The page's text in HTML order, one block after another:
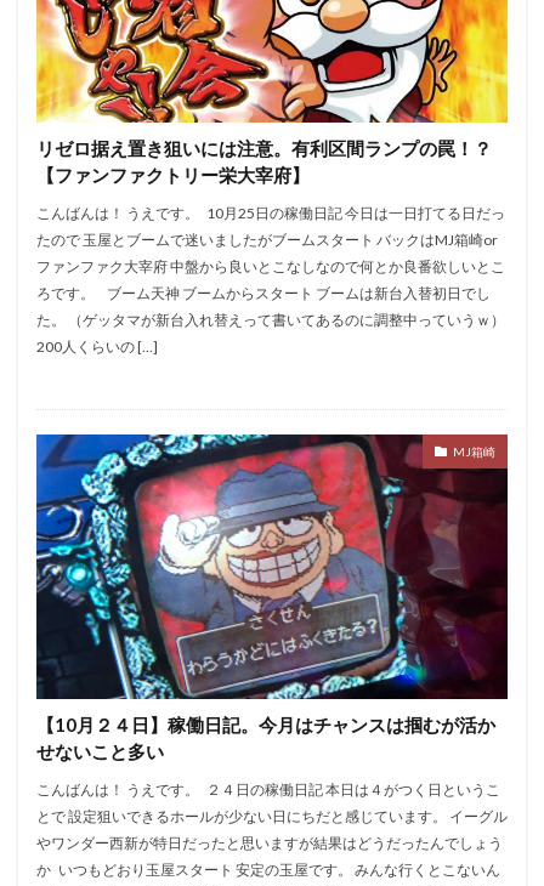
リゼロ据え置き狙いには注意。有利区間ランプの罠！？
【ファンファクトリー栄大宰府】
こんばんは！ うえです。 10月25日の稼働日記 今日は一日打てる日だっ
たので 玉屋とブームで迷いましたがブームスタート バックはMJ箱崎or
ファンファク大宰府 中盤から良いとこなしなので何とか良番欲しいとこ
ろです。 ブーム天神 ブームからスタート ブームは新台入替初日でし
た。 （ゲッタマが新台入れ替えって書いてあるのに調整中っていうｗ）
200人くらいの […]
MJ箱崎
【10月２４日】稼働日記。今月はチャンスは掴むが活か
せないこと多い
こんばんは！ うえです。 ２４日の稼働日記 本日は４がつく日というこ
とで 設定狙いできるホールが少ない日にちだと感じています。 イーグル
やワンダー西新が特日だったと思いますが結果はどうだったんでしょう
か いつもどおり玉屋スタート 安定の玉屋です。 みんな行くとこないん